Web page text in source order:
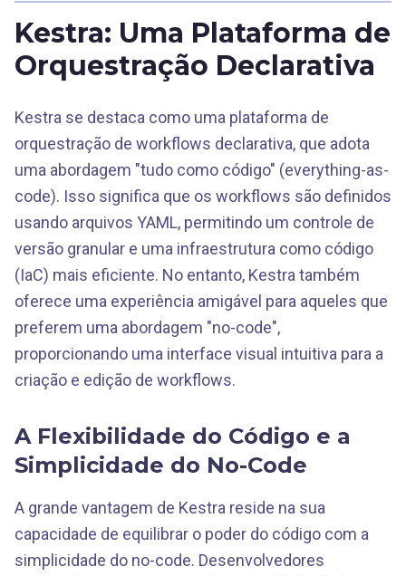
Kestra: Uma Plataforma de
Orquestração Declarativa
Kestra se destaca como uma plataforma de
orquestração de workflows declarativa, que adota
uma abordagem "tudo como código" (everything-as-
code). Isso significa que os workflows são definidos
usando arquivos YAML, permitindo um controle de
versão granular e uma infraestrutura como código
(IaC) mais eficiente. No entanto, Kestra também
oferece uma experiência amigável para aqueles que
preferem uma abordagem "no-code",
proporcionando uma interface visual intuitiva para a
criação e edição de workflows.
A Flexibilidade do Código e a
Simplicidade do No-Code
A grande vantagem de Kestra reside na sua
capacidade de equilibrar o poder do código com a
simplicidade do no-code. Desenvolvedores